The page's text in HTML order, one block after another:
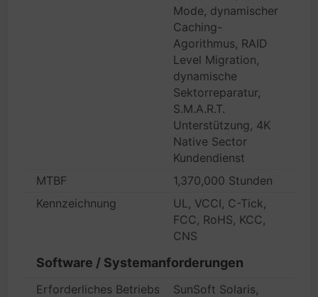
Mode, dynamischer
Caching-
Agorithmus, RAID
Level Migration,
dynamische
Sektorreparatur,
S.M.A.R.T.
Unterstützung, 4K
Native Sector
Kundendienst
MTBF
1,370,000 Stunden
Kennzeichnung
UL, VCCI, C-Tick,
FCC, RoHS, KCC,
CNS
Software / Systemanforderungen
Erforderliches BetriebssystemSunSoft Solaris,